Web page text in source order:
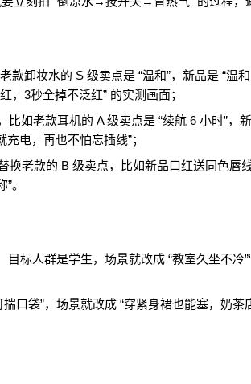
款卸妆水的 S 级卖点是 “温和”，新品是 “温
，3秒全掉不泛红” 的实测画面；
如老款耳机的 A 级卖点是 “续航 6 小时”，
电，再也不怕忘插线”；
换老款的 B 级卖点，比如新品口红送同色唇
。
目标人群是学生，场景就改成 “教室久坐不冷
口袋”，场景就改成 “穿紧身裙也能塞，奶茶